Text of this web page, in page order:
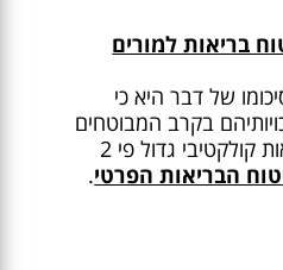
בריאות למורים
של דבר היא כי
בקרב המבוטחים
באמצעות ביטוח בריאות קולקטיבי גדול פי 2
הבריאות הפרטי.